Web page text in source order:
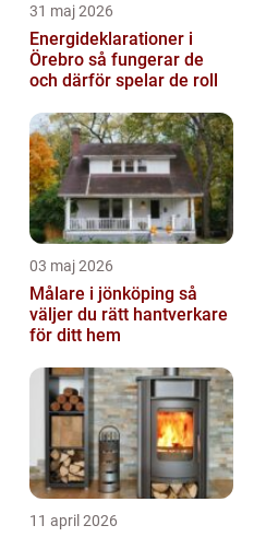
31 maj 2026
Energideklarationer i
Örebro så fungerar de
och därför spelar de roll
03 maj 2026
Målare i jönköping så
väljer du rätt hantverkare
för ditt hem
11 april 2026